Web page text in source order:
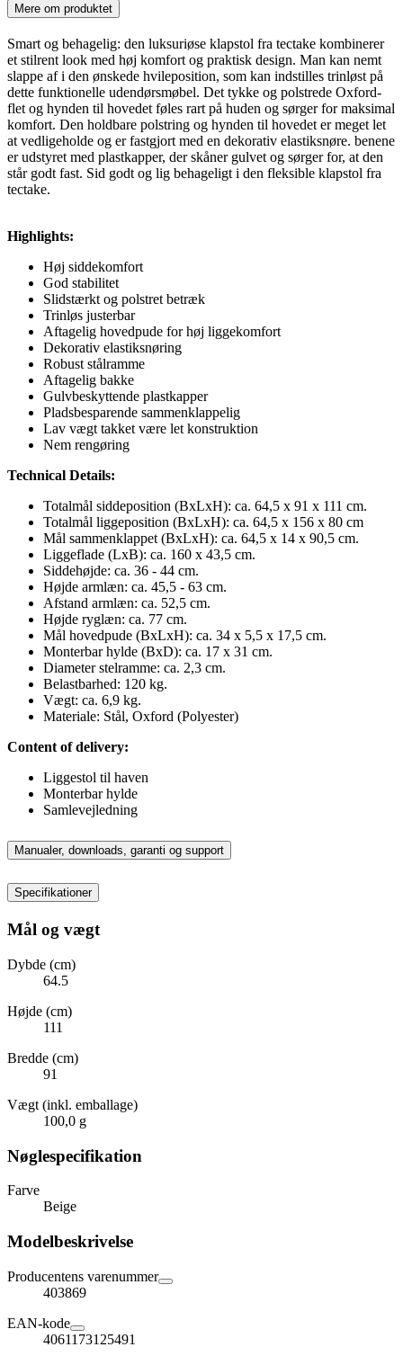
Mere om produktet
Smart og behagelig: den luksuriøse klapstol fra tectake kombinerer
et stilrent look med høj komfort og praktisk design. Man kan nemt
slappe af i den ønskede hvileposition, som kan indstilles trinløst på
dette funktionelle udendørsmøbel. Det tykke og polstrede Oxford-
flet og hynden til hovedet føles rart på huden og sørger for maksimal
komfort. Den holdbare polstring og hynden til hovedet er meget let
at vedligeholde og er fastgjort med en dekorativ elastiksnøre. benene
er udstyret med plastkapper, der skåner gulvet og sørger for, at den
står godt fast. Sid godt og lig behageligt i den fleksible klapstol fra
tectake.
Highlights:
Høj siddekomfort
God stabilitet
Slidstærkt og polstret betræk
Trinløs justerbar
Aftagelig hovedpude for høj liggekomfort
Dekorativ elastiksnøring
Robust stålramme
Aftagelig bakke
Gulvbeskyttende plastkapper
Pladsbesparende sammenklappelig
Lav vægt takket være let konstruktion
Nem rengøring
Technical Details:
Totalmål siddeposition (BxLxH): ca. 64,5 x 91 x 111 cm.
Totalmål liggeposition (BxLxH): ca. 64,5 x 156 x 80 cm
Mål sammenklappet (BxLxH): ca. 64,5 x 14 x 90,5 cm.
Liggeflade (LxB): ca. 160 x 43,5 cm.
Siddehøjde: ca. 36 - 44 cm.
Højde armlæn: ca. 45,5 - 63 cm.
Afstand armlæn: ca. 52,5 cm.
Højde ryglæn: ca. 77 cm.
Mål hovedpude (BxLxH): ca. 34 x 5,5 x 17,5 cm.
Monterbar hylde (BxD): ca. 17 x 31 cm.
Diameter stelramme: ca. 2,3 cm.
Belastbarhed: 120 kg.
Vægt: ca. 6,9 kg.
Materiale: Stål, Oxford (Polyester)
Content of delivery:
Liggestol til haven
Monterbar hylde
Samlevejledning
Manualer, downloads, garanti og support
Specifikationer
Mål og vægt
Dybde (cm)
64.5
Højde (cm)
111
Bredde (cm)
91
Vægt (inkl. emballage)
100,0 g
Nøglespecifikation
Farve
Beige
Modelbeskrivelse
Producentens varenummer
403869
EAN-kode
4061173125491